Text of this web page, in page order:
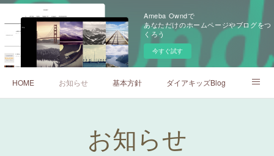
Ameba Owndで
あなただけのホームページやブログをつ
くろう
今すぐ試す
HOME お知らせ 基本方針 ダイアキッズBlog
お知らせ